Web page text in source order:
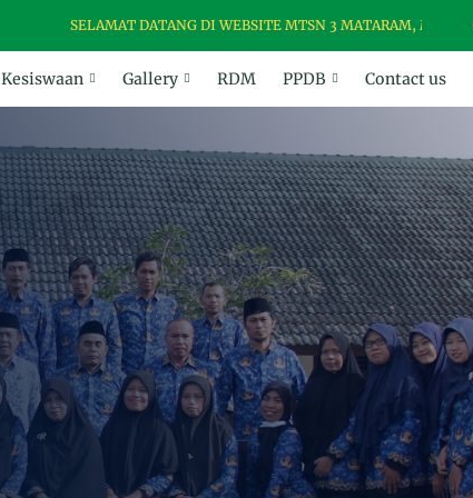
SELAMAT DATANG DI WEBSITE MTSN 3 MATARAM, MADRASAH
Kesiswaan Gallery RDM PPDB Contact us